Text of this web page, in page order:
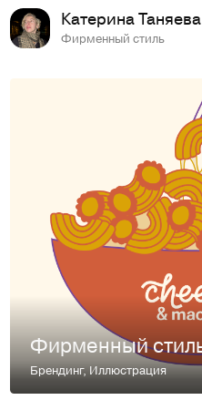
Катерина Таняева
Фирменный стиль
Брендинг,Иллюстрация